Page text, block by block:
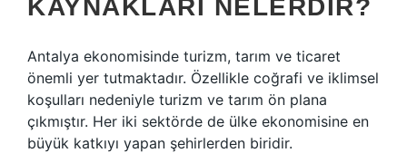
KAYNAKLARI NELERDIR?
Antalya ekonomisinde turizm, tarım ve ticaret
önemli yer tutmaktadır. Özellikle coğrafi ve iklimsel
koşulları nedeniyle turizm ve tarım ön plana
çıkmıştır. Her iki sektörde de ülke ekonomisine en
büyük katkıyı yapan şehirlerden biridir.